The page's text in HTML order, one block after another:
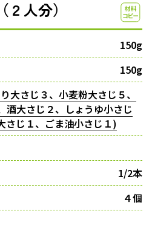
２人分）
150g
150g
大さじ３、小麦粉大さじ５、
酒大さじ２、しょうゆ小さじ
さじ１、ごま油小さじ１)
1/2本
４個